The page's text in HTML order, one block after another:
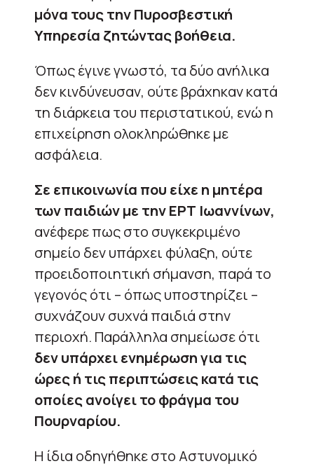
μόνα τους την Πυροσβεστική
Υπηρεσία ζητώντας βοήθεια.
Όπως έγινε γνωστό, τα δύο ανήλικα
δεν κινδύνευσαν, ούτε βράχηκαν κατά
τη διάρκεια του περιστατικού, ενώ η
επιχείρηση ολοκληρώθηκε με
ασφάλεια.
Σε επικοινωνία που είχε η μητέρα
των παιδιών με την ΕΡΤ Ιωαννίνων,
ανέφερε πως στο συγκεκριμένο
σημείο δεν υπάρχει φύλαξη, ούτε
προειδοποιητική σήμανση, παρά το
γεγονός ότι – όπως υποστηρίζει –
συχνάζουν συχνά παιδιά στην
περιοχή. Παράλληλα σημείωσε ότι
δεν υπάρχει ενημέρωση για τις
ώρες ή τις περιπτώσεις κατά τις
οποίες ανοίγει το φράγμα του
Πουρναρίου.
Η ίδια οδηγήθηκε στο Αστυνομικό